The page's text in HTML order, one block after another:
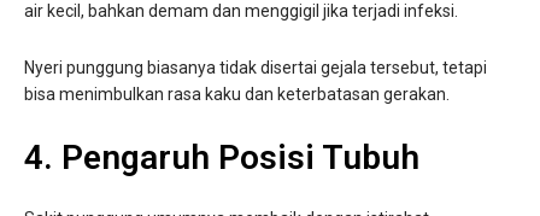
air kecil, bahkan demam dan menggigil jika terjadi infeksi.
Nyeri punggung biasanya tidak disertai gejala tersebut, tetapi
bisa menimbulkan rasa kaku dan keterbatasan gerakan.
4. Pengaruh Posisi Tubuh